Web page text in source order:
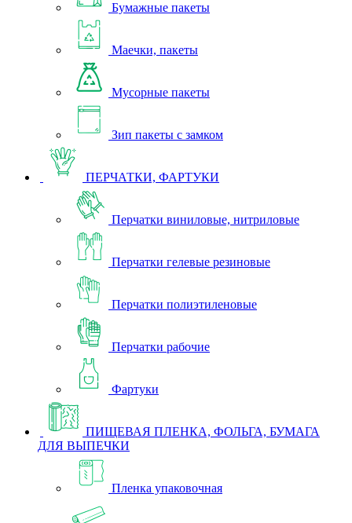
Бумажные пакеты
Маечки, пакеты
Мусорные пакеты
Зип пакеты с замком
ПЕРЧАТКИ, ФАРТУКИ
Перчатки виниловые, нитриловые
Перчатки гелевые резиновые
Перчатки полиэтиленовые
Перчатки рабочие
Фартуки
ПИЩЕВАЯ ПЛЕНКА, ФОЛЬГА, БУМАГА
ДЛЯ ВЫПЕЧКИ
Пленка упаковочная